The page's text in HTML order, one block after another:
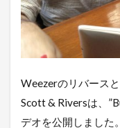
Weezerのリバース
Scott & Riversは、
デオを公開しました